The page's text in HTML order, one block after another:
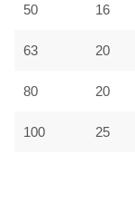
50 16
63 20
80 20
100 25